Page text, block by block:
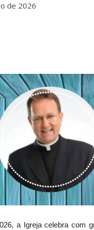
de 2026
a Igreja celebra com